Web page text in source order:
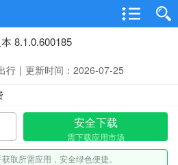
8.1.0.600185
行 | 更新时间：2026-07-25
安全下载
需下载应用市场
取所需应用，安全绿色便捷。